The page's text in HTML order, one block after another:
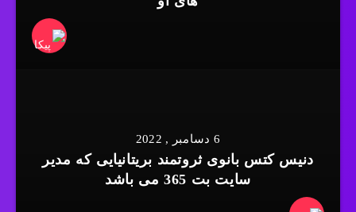
6 دسامبر , 2022
دنیس کتس بانوی ثروتمند بریتانیایی که مدیر
سایت بت 365 می باشد